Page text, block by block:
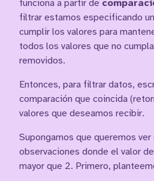
funciona a partir de
filtrar estamos especificando
cumplir los valores para
todos los valores que no
removidos.
Entonces, para filtrar datos,
comparación que coincida
valores que deseamos recibir.
Supongamos que queremos
observaciones donde el valor
mayor que 2. Primero,